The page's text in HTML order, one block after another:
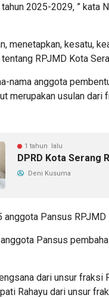
2025-2029, ” kata
menetapkan, kesatu,
RPJMD Kota
nama anggota
merupakan usulan dari
1 tahun lalu
DPRD Kota Serang
Deni Kusuma
anggota Pansus
Pansus
dari unsur fraksi
Rahayu dari unsur